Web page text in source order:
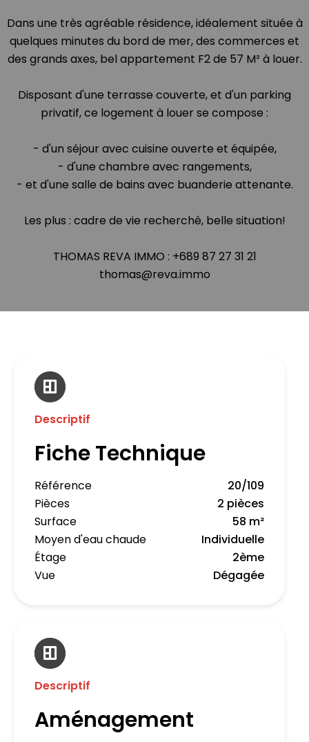
Dans une très agréable résidence, idéalement située à
quelques minutes du bord de mer, des commerces et
des grands axes, bel appartement F2 de 57 M² à louer.
Disposant d'une terrasse couverte, et d'un parking
privatif, ce logement à louer se compose :
- d'un séjour avec cuisine ouverte et équipée,
- d'une chambre avec rangements,
- et d'une salle de bains avec buanderie attenante.
Les plus : cadre de vie recherché, belle situation!
THOMAS REVA IMMO : +689 87 27 31 21
thomas@reva.immo
Descriptif
Fiche Technique
Référence
20/109
Pièces
2 pièces
Surface
58 m²
Moyen d'eau chaude
Individuelle
Étage
2ème
Vue
Dégagée
Descriptif
Aménagement